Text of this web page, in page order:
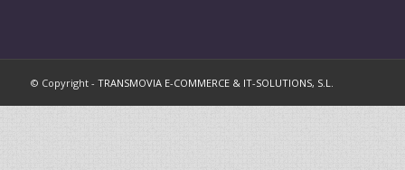
© Copyright - TRANSMOVIA E-COMMERCE & IT-SOLUTIONS, S.L.